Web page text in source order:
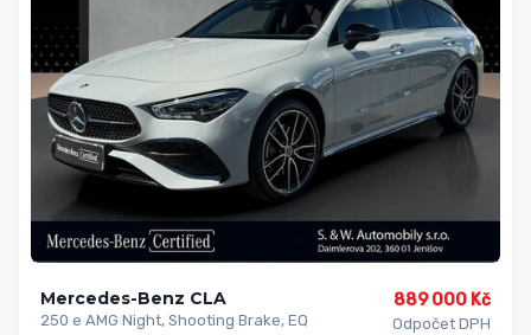
Mercedes-Benz CLA
250 e AMG Night, Shooting Brake, EQ
889 000 Kč
Odpočet DPH